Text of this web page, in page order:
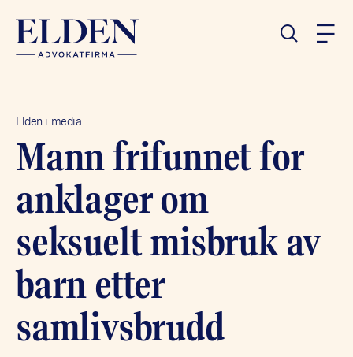
Elden i media
Mann frifunnet for
anklager om
seksuelt misbruk av
barn etter
samlivsbrudd